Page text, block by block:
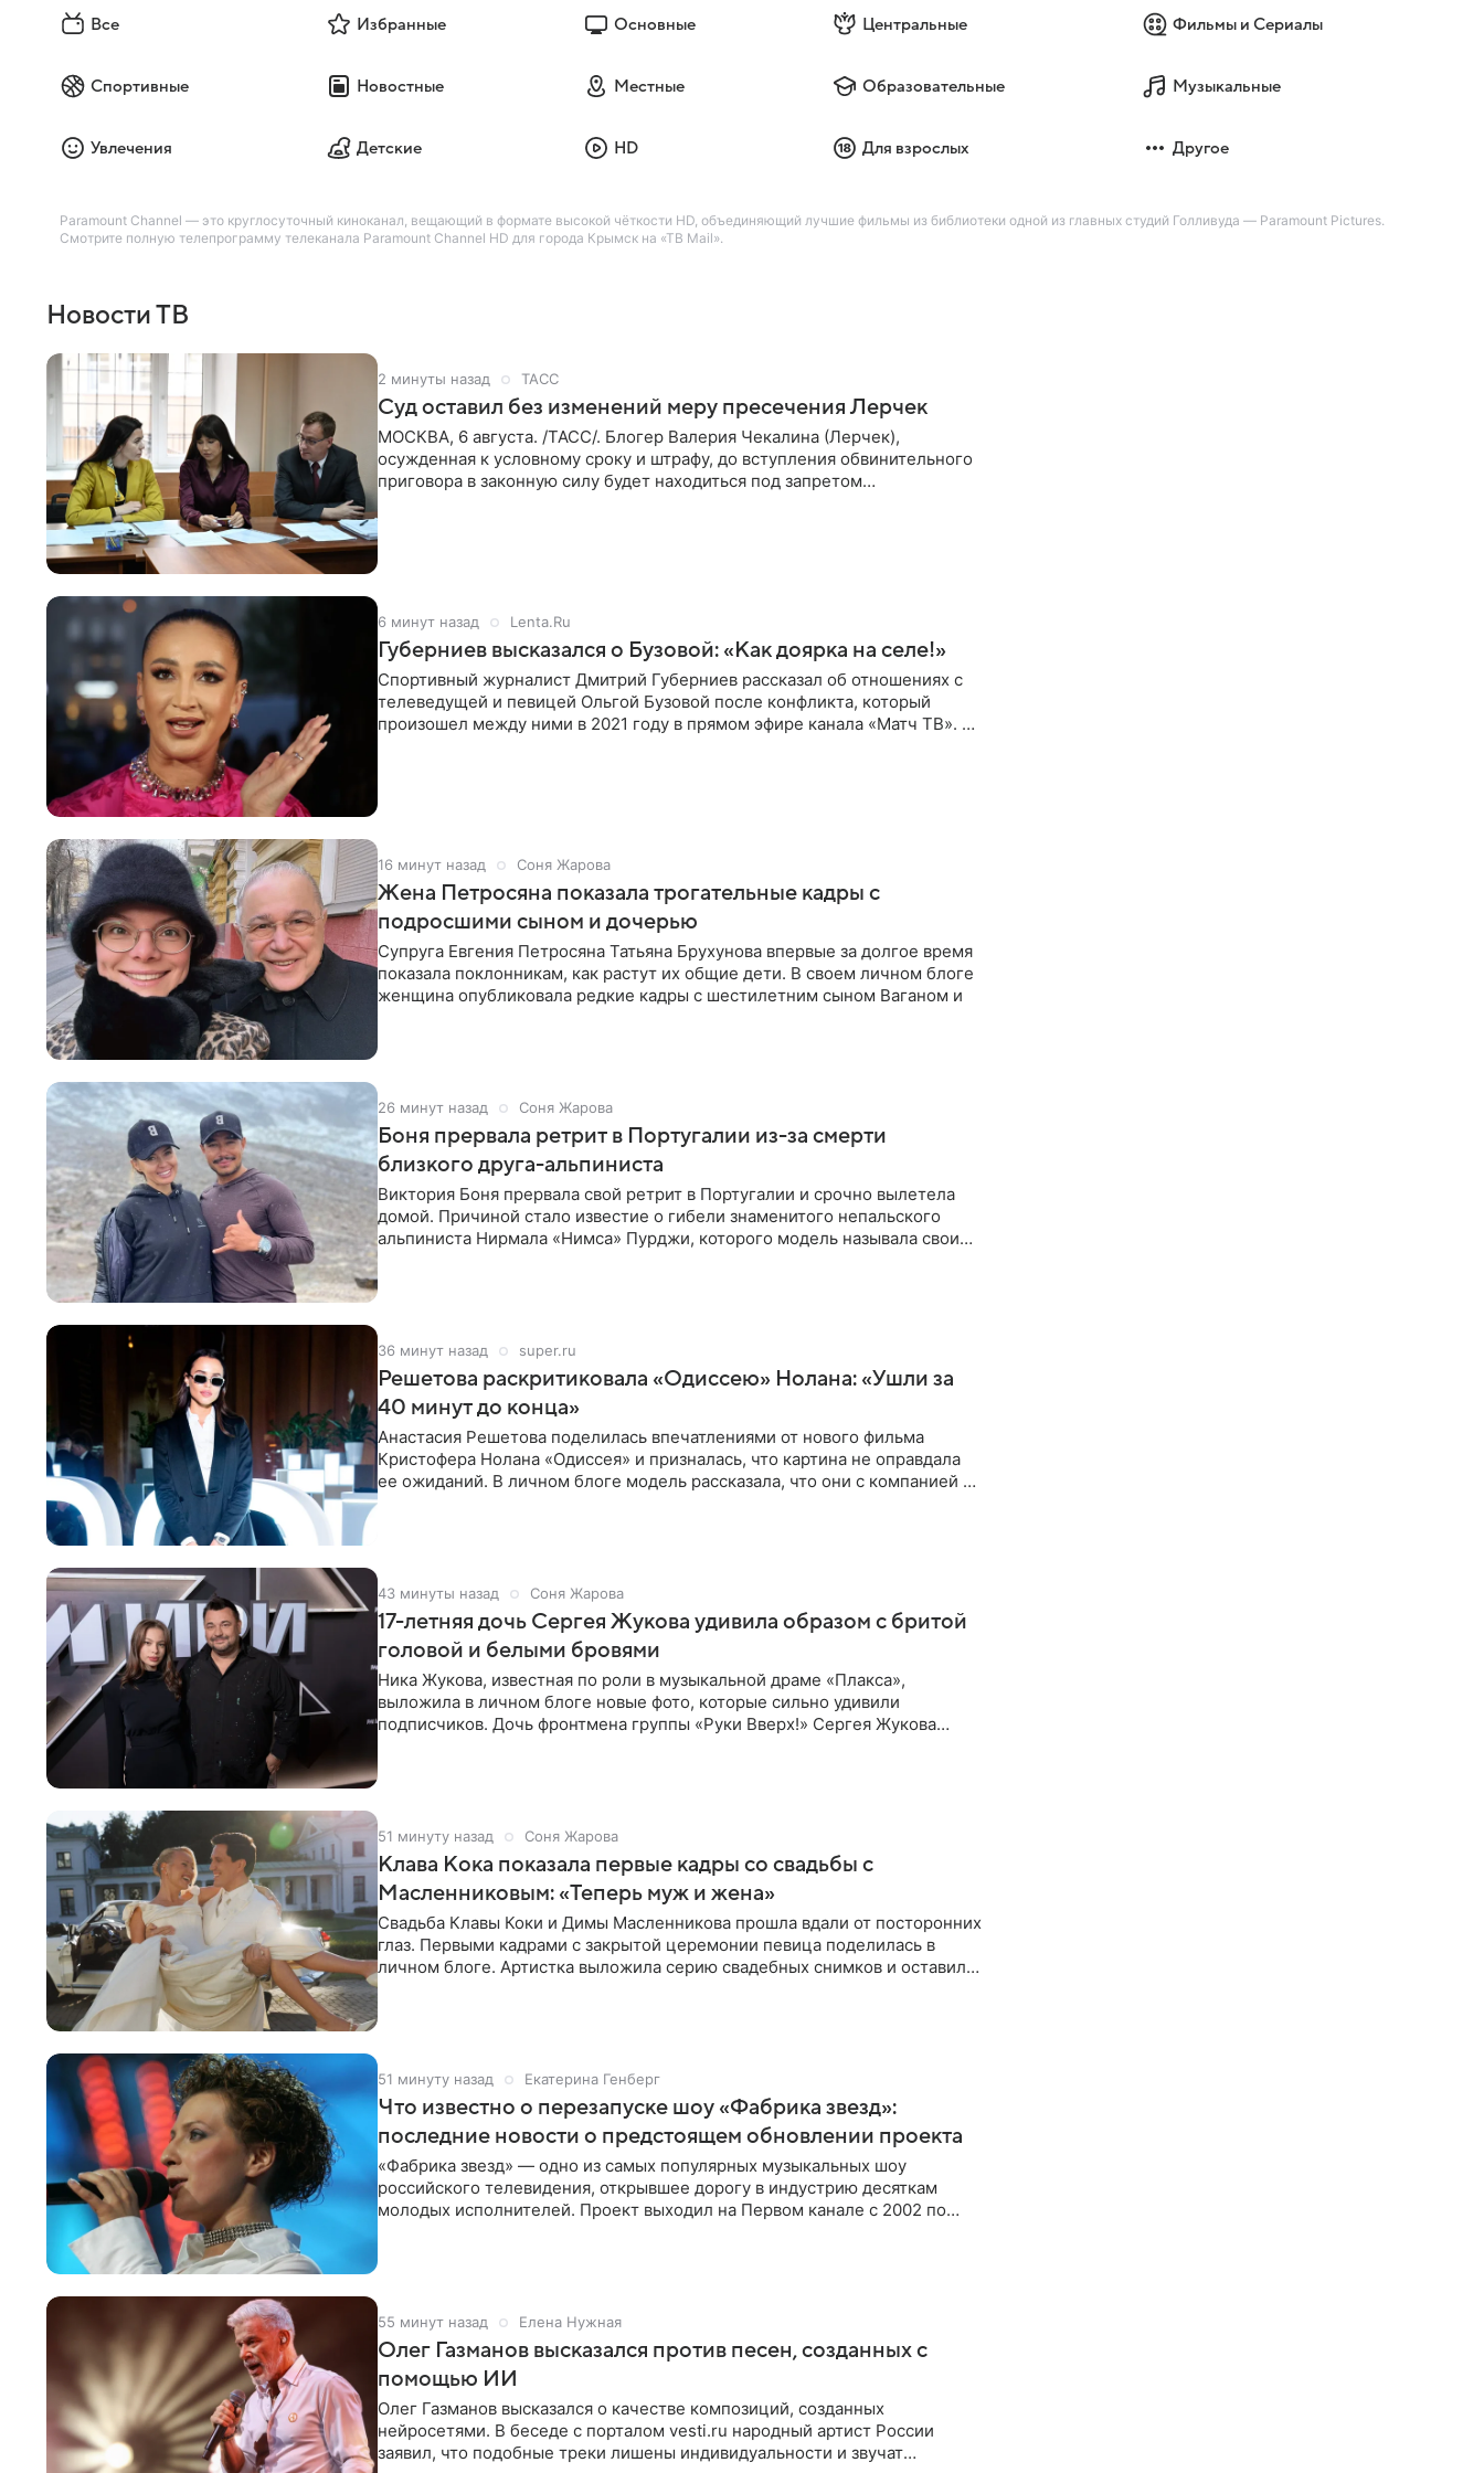
Все Избранные Основные Центральные Фильмы и Сериалы
Спортивные Новостные Местные Образовательные Музыкальные
Увлечения Детские HD Для взрослых Другое
Paramount Channel — это круглосуточный киноканал, вещающий в формате высокой чёткости HD, объединяющий лучшие фильмы из библиотеки одной из главных студий Голливуда — Paramount Pictures.
Смотрите полную телепрограмму телеканала Paramount Channel HD для города Крымск на «ТВ Mail».
Новости ТВ
2 минуты назад ТАСС
Суд оставил без изменений меру пресечения Лерчек
МОСКВА, 6 августа. /ТАСС/. Блогер Валерия Чекалина (Лерчек),
осужденная к условному сроку и штрафу, до вступления обвинительного
приговора в законную силу будет находиться под запретом
6 минут назад Lenta.Ru
Губерниев высказался о Бузовой: «Как доярка на селе!»
Спортивный журналист Дмитрий Губерниев рассказал об отношениях с
телеведущей и певицей Ольгой Бузовой после конфликта, который
произошел между ними в 2021 году в прямом эфире канала «Матч ТВ». В
16 минут назад Соня Жарова
Жена Петросяна показала трогательные кадры с
подросшими сыном и дочерью
Супруга Евгения Петросяна Татьяна Брухунова впервые за долгое время
показала поклонникам, как растут их общие дети. В своем личном блоге
женщина опубликовала редкие кадры с шестилетним сыном Ваганом и
26 минут назад Соня Жарова
Боня прервала ретрит в Португалии из-за смерти
близкого друга-альпиниста
Виктория Боня прервала свой ретрит в Португалии и срочно вылетела
домой. Причиной стало известие о гибели знаменитого непальского
альпиниста Нирмала «Нимса» Пурджи, которого модель называла своим
36 минут назад super.ru
Решетова раскритиковала «Одиссею» Нолана: «Ушли за
40 минут до конца»
Анастасия Решетова поделилась впечатлениями от нового фильма
Кристофера Нолана «Одиссея» и призналась, что картина не оправдала
ее ожиданий. В личном блоге модель рассказала, что они с компанией не
43 минуты назад Соня Жарова
17-летняя дочь Сергея Жукова удивила образом с бритой
головой и белыми бровями
Ника Жукова, известная по роли в музыкальной драме «Плакса»,
выложила в личном блоге новые фото, которые сильно удивили
подписчиков. Дочь фронтмена группы «Руки Вверх!» Сергея Жукова
51 минуту назад Соня Жарова
Клава Кока показала первые кадры со свадьбы с
Масленниковым: «Теперь муж и жена»
Свадьба Клавы Коки и Димы Масленникова прошла вдали от посторонних
глаз. Первыми кадрами с закрытой церемонии певица поделилась в
личном блоге. Артистка выложила серию свадебных снимков и оставила
51 минуту назад Екатерина Генберг
Что известно о перезапуске шоу «Фабрика звезд»:
последние новости о предстоящем обновлении проекта
«Фабрика звезд» — одно из самых популярных музыкальных шоу
российского телевидения, открывшее дорогу в индустрию десяткам
молодых исполнителей. Проект выходил на Первом канале с 2002 по
55 минут назад Елена Нужная
Олег Газманов высказался против песен, созданных с
помощью ИИ
Олег Газманов высказался о качестве композиций, созданных
нейросетями. В беседе с порталом vesti.ru народный артист России
заявил, что подобные треки лишены индивидуальности и звучат